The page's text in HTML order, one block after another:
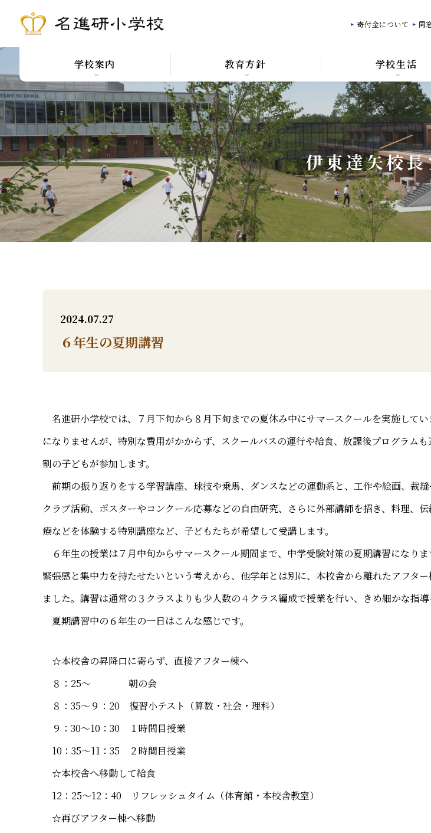
寄付金について 同
学校案内 教育方針 学校生活
伊東達矢校
2024.07.27
６年生の夏期講習
名進研小学校では、７月下旬から８月下旬までの夏休み中にサマースクールを実施して
になりませんが、特別な費用がかからず、スクールバスの運行や給食、放課後プログラム
割の子どもが参加します。
前期の振り返りをする学習講座、球技や乗馬、ダンスなどの運動系と、工作や絵画、裁
クラブ活動、ポスターやコンクール応募などの自由研究、さらに外部講師を招き、料理、
療などを体験する特別講座など、子どもたちが希望して受講します。
６年生の授業は７月中旬からサマースクール期間まで、中学受験対策の夏期講習になり
緊張感と集中力を持たせたいという考えから、他学年とは別に、本校舎から離れたアフタ
ました。講習は通常の３クラスよりも少人数の４クラス編成で授業を行い、きめ細かな指導
夏期講習中の６年生の一日はこんな感じです。
☆本校舎の昇降口に寄らず、直接アフター棟へ
８：25～ 朝の会
８：35～９：20 復習小テスト（算数・社会・理科）
９：30～10：30 １時間目授業
10：35～11：35 ２時間目授業
☆本校舎へ移動して給食
12：25～12：40 リフレッシュタイム（体育館・本校舎教室）
☆再びアフター棟へ移動